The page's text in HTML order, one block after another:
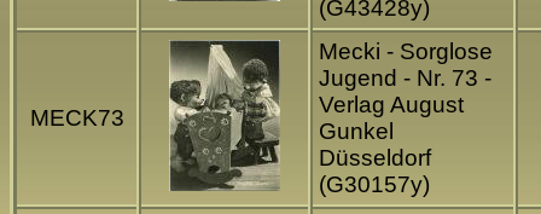
(G43428y)
MECK73
Mecki - Sorglose
Jugend - Nr. 73 -
Verlag August
Gunkel
Düsseldorf
(G30157y)